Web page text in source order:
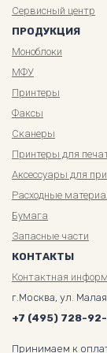
Сервисный центр
ПРОДУКЦИЯ
Моноблоки
МФУ
Принтеры
Факсы
Сканеры
Принтеры для
Аксессуары для
Расходные
Бумага
Запасные части
КОНТАКТЫ
Контактная
г.Москва, ул.
+7 (495) 728-92-
Принимаем к